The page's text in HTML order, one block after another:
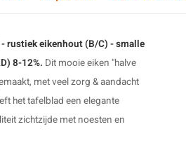
rustiek eikenhout (B/C) - smalle
8-12%. Dit mooie eiken "halve
met veel zorg & aandacht
het tafelblad een elegante
zichtzijde met noesten en